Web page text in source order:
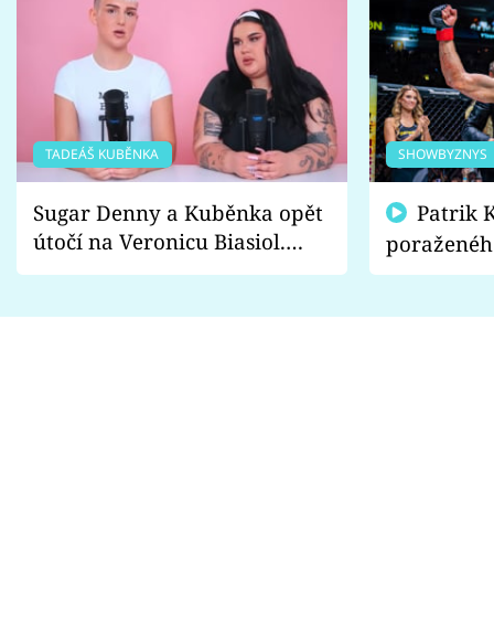
TADEÁŠ KUBĚNKA
Sugar Denny a Kuběnka opět
útočí na Veronicu Biasiol.
Proč je podle nich falešná a
SHOWBYZNYS
fanoušci